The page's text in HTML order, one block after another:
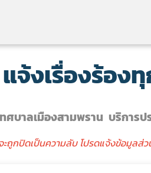
แจ้งเรื่องร้อง
ศบาลเมืองสามพราน บริการป
ถูกปิดเป็นความลับ โปรดแจ้งข้อมูลส่ว